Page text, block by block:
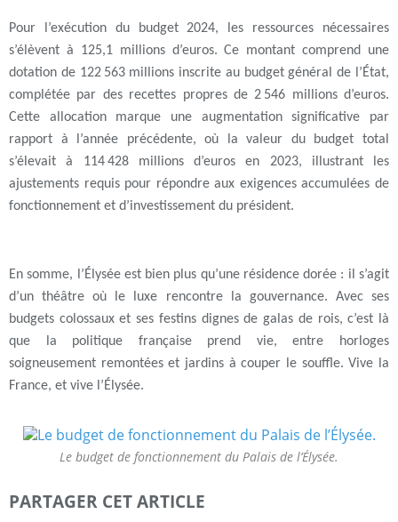
Pour l’exécution du budget 2024, les ressources nécessaires
s’élèvent à 125,1 millions d’euros. Ce montant comprend une
dotation de 122 563 millions inscrite au budget général de l’État,
complétée par des recettes propres de 2 546 millions d’euros.
Cette allocation marque une augmentation significative par
rapport à l’année précédente, où la valeur du budget total
s’élevait à 114 428 millions d’euros en 2023, illustrant les
ajustements requis pour répondre aux exigences accumulées de
fonctionnement et d’investissement du président.
En somme, l’Élysée est bien plus qu’une résidence dorée : il s’agit
d’un théâtre où le luxe rencontre la gouvernance. Avec ses
budgets colossaux et ses festins dignes de galas de rois, c’est là
que la politique française prend vie, entre horloges
soigneusement remontées et jardins à couper le souffle. Vive la
France, et vive l’Élysée.
Le budget de fonctionnement du Palais de l’Élysée.
PARTAGER CET ARTICLE